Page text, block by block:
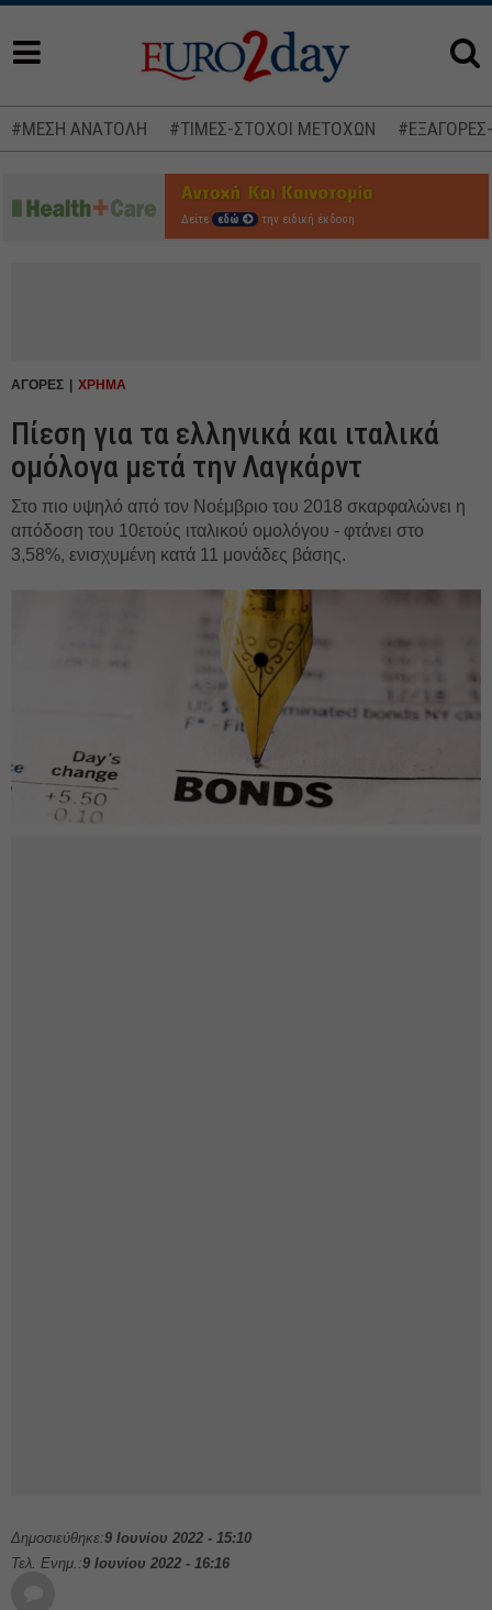
#ΜΕΣΗ ΑΝΑΤΟΛΗ #ΤΙΜΕΣ-ΣΤΟΧΟΙ ΜΕΤΟΧΩΝ
Δείτε εδώ την ειδική έκδοση
ΑΓΟΡΕΣ ΧΡΗΜΑ
Πίεση για τα ελληνικά και ιταλικά
ομόλογα μετά την Λαγκάρντ
Στο πιο υψηλό από τον Νοέμβριο του 2018 σκαρφαλώνει η
απόδοση του 10ετούς ιταλικού ομολόγου - φτάνει στο
3,58%, ενισχυμένη κατά 11 μονάδες βάσης.
Δημοσιεύθηκε:9 Ιουνίου 2022 - 15:10
Τελ. Ενημ.:9 Ιουνίου 2022 - 16:16